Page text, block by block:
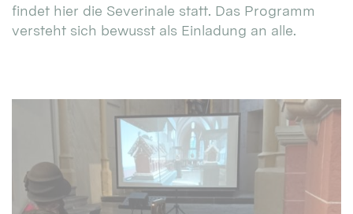
findet hier die Severinale statt. Das Programm
versteht sich bewusst als Einladung an alle.